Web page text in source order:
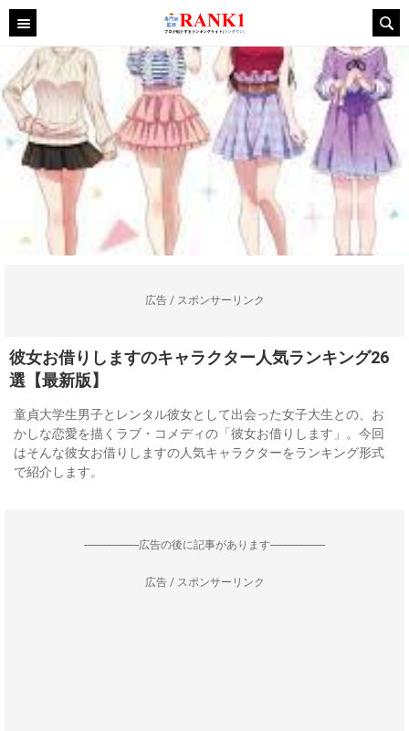
広告 / スポンサーリンク
彼女お借りしますのキャラクター人気ランキング26
選【最新版】
童貞大学生男子とレンタル彼女として出会った女子大生との、お
かしな恋愛を描くラブ・コメディの「彼女お借りします」。今回
はそんな彼女お借りしますの人気キャラクターをランキング形式
で紹介します。
--------------------広告の後に記事があります--------------------
広告 / スポンサーリンク